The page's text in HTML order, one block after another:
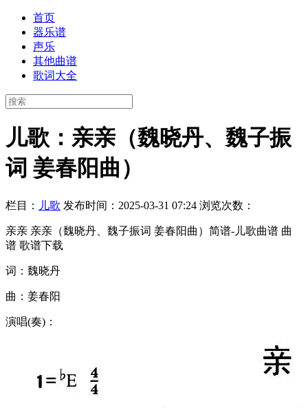
首页
器乐谱
声乐
其他曲谱
歌词大全
儿歌：亲亲（魏晓丹、魏子振
词 姜春阳曲）
栏目： 儿歌 发布时间：2025-03-31 07:24 浏览次数：
亲亲 亲亲（魏晓丹、魏子振词 姜春阳曲）简谱-儿歌曲谱 曲
谱 歌谱下载
词：魏晓丹
曲：姜春阳
演唱(奏)：